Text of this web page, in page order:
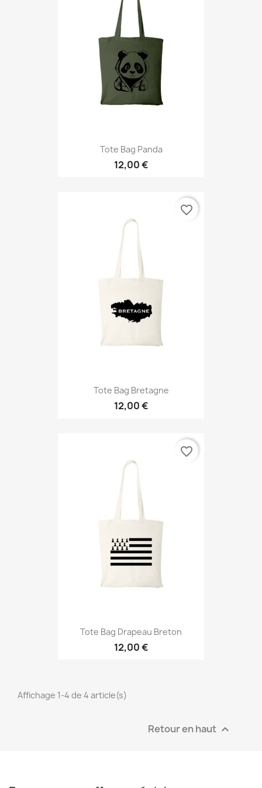
Tote Bag Panda
12,00 €
Tote Bag Bretagne
12,00 €
favorite_border
Tote Bag Drapeau Breton
12,00 €
favorite_border
Affichage 1-4 de 4 article(s)
Retour en haut 